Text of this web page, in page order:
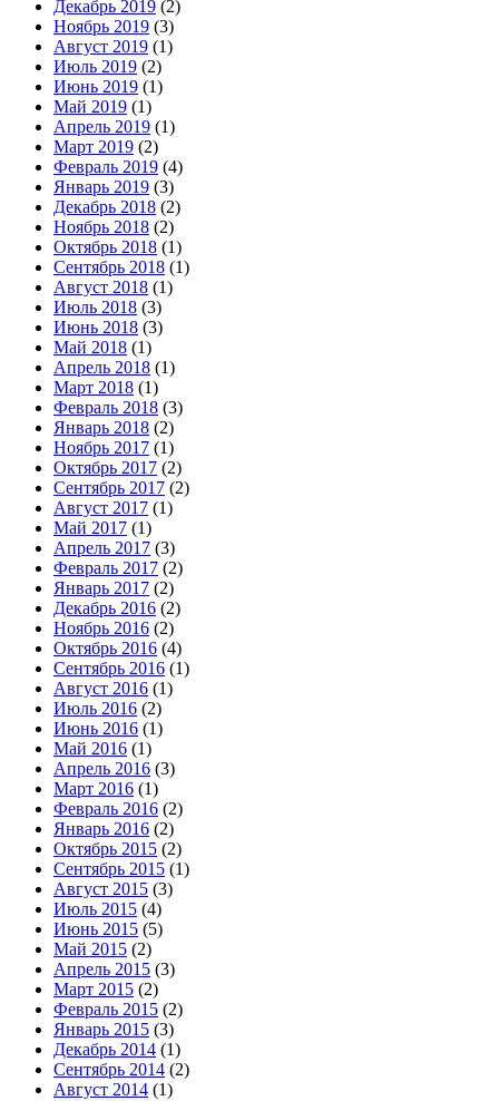
Декабрь 2019 (2)
Ноябрь 2019 (3)
Август 2019 (1)
Июль 2019 (2)
Июнь 2019 (1)
Май 2019 (1)
Апрель 2019 (1)
Март 2019 (2)
Февраль 2019 (4)
Январь 2019 (3)
Декабрь 2018 (2)
Ноябрь 2018 (2)
Октябрь 2018 (1)
Сентябрь 2018 (1)
Август 2018 (1)
Июль 2018 (3)
Июнь 2018 (3)
Май 2018 (1)
Апрель 2018 (1)
Март 2018 (1)
Февраль 2018 (3)
Январь 2018 (2)
Ноябрь 2017 (1)
Октябрь 2017 (2)
Сентябрь 2017 (2)
Август 2017 (1)
Май 2017 (1)
Апрель 2017 (3)
Февраль 2017 (2)
Январь 2017 (2)
Декабрь 2016 (2)
Ноябрь 2016 (2)
Октябрь 2016 (4)
Сентябрь 2016 (1)
Август 2016 (1)
Июль 2016 (2)
Июнь 2016 (1)
Май 2016 (1)
Апрель 2016 (3)
Март 2016 (1)
Февраль 2016 (2)
Январь 2016 (2)
Октябрь 2015 (2)
Сентябрь 2015 (1)
Август 2015 (3)
Июль 2015 (4)
Июнь 2015 (5)
Май 2015 (2)
Апрель 2015 (3)
Март 2015 (2)
Февраль 2015 (2)
Январь 2015 (3)
Декабрь 2014 (1)
Сентябрь 2014 (2)
Август 2014 (1)